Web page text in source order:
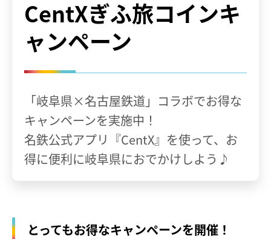
CentXぎふ旅コインキ
ャンペーン
「岐阜県×名古屋鉄道」コラボでお得な
キャンペーンを実施中！
名鉄公式アプリ『CentX』を使って、お
得に便利に岐阜県におでかけしよう♪
とってもお得なキャンペーンを開催！